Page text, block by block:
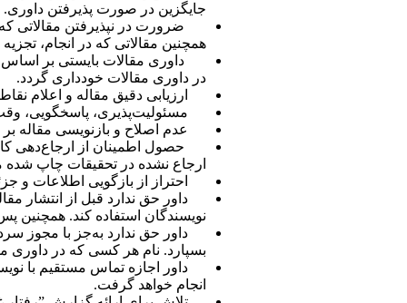
جایگزین در صورت پذیرفتن داوری.
ضرورت در نپذیرفتن
همچنین مقالاتی که در انجام،
داوری مقالات بایستی بر
در داوری مقالات خودداری گردد.
ارزیابی دقیق مقاله و اعلام
مسئولیت‌پذیری، پاسخگویی،
عدم اصلاح و بازنویسی
حصول اطمینان از ارجاع‌دهی
ارجاع نشده در تحقیقات چاپ شده
احتراز از بازگویی اطلاعات و
داور حق ندارد قبل از انتشار
نویسندگان استفاده کند. همچنین
داور حق ندارد به‌جز با مجوز
بسپارد. نام هر کسی که در داوری
داور اجازه تماس مستقیم با
انجام خواهد گرفت.